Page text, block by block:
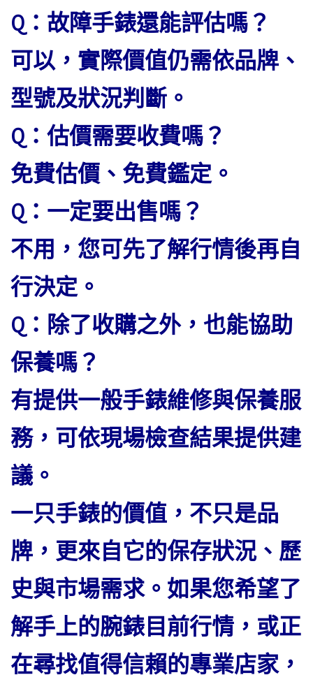
Q：故障手錶還能評估嗎？
可以，實際價值仍需依品牌、
型號及狀況判斷。
Q：估價需要收費嗎？
免費估價、免費鑑定。
Q：一定要出售嗎？
不用，您可先了解行情後再自
行決定。
Q：除了收購之外，也能協助
保養嗎？
有提供一般手錶維修與保養服
務，可依現場檢查結果提供建
議。
一只手錶的價值，不只是品
牌，更來自它的保存狀況、歷
史與市場需求。如果您希望了
解手上的腕錶目前行情，或正
在尋找值得信賴的專業店家，